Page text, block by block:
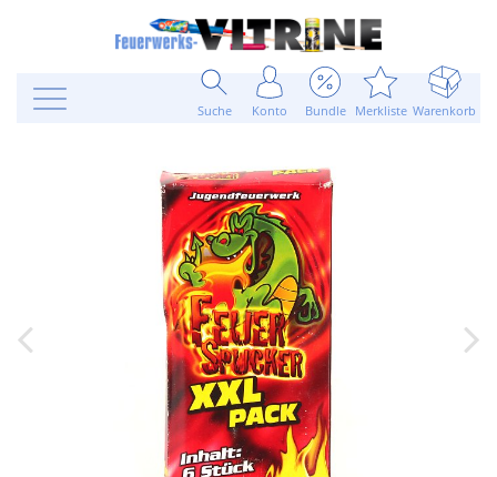
Suche Konto Bundle Merkliste Warenkorb